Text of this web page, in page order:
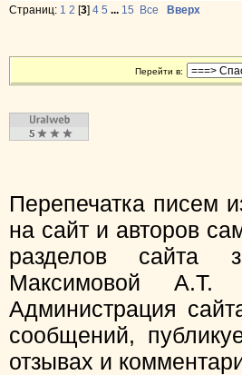
Страниц: 1 2 [3] 4 5 ... 15 Все Вверх
Перейти в:
Перепечатка писем
на сайт и авторов
разделов сайта
Максимовой
Администрация
сообщений,
отзывах и